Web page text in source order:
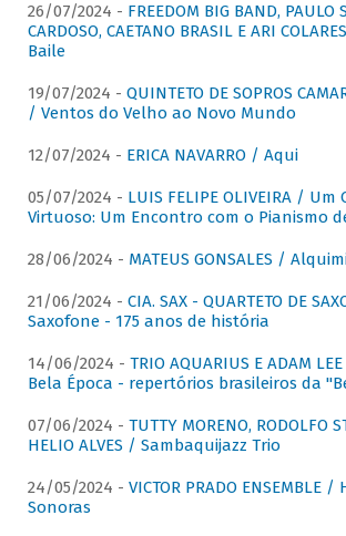
26/07/2024 - FREEDOM BIG BAND, PAULO
CARDOSO, CAETANO BRASIL E ARI
Baile
19/07/2024 - QUINTETO DE SOPROS
/ Ventos do Velho ao Novo Mundo
12/07/2024 - ERICA NAVARRO / Aqui
05/07/2024 - LUIS FELIPE OLIVEIRA /
Virtuoso: Um Encontro com o Pianismo
28/06/2024 - MATEUS GONSALES /
21/06/2024 - CIA. SAX - QUARTETO DE
Saxofone - 175 anos de história
14/06/2024 - TRIO AQUARIUS E ADAM
Bela Época - repertórios brasileiros da
07/06/2024 - TUTTY MORENO, RODOLFO
HELIO ALVES / Sambaquijazz Trio
24/05/2024 - VICTOR PRADO ENSEMBLE
Sonoras